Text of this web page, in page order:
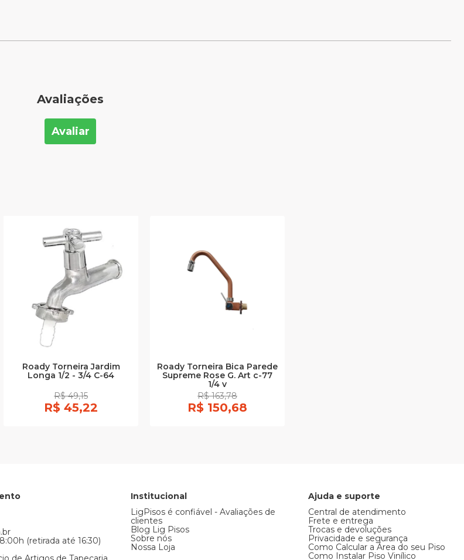
Avaliações
Avaliar
Roady Torneira Jardim
Longa 1/2 - 3/4 C-64
R$ 49,15
R$ 45,22
Roady Torneira Bica Parede
Supreme Rose G. Art c-77
1/4 v
R$ 163,78
R$ 150,68
(retirada até 16:30)
Institucional
LigPisos é confiável - Avaliações de
clientes
Blog Lig Pisos
Sobre nós
Nossa Loja
Ajuda e suporte
Central de atendimento
Frete e entrega
Trocas e devoluções
Privacidade e segurança
Como Calcular a Área do seu Piso
Como Instalar Piso Vinílico